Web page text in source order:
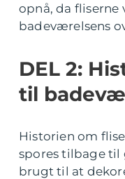
opnå, da
badeværelsens
DEL 2:
til
Historien om
spores tilbage til
brugt til at